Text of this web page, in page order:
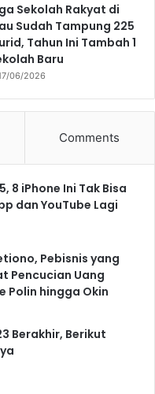
Sekolah Rakyat di
Sudah Tampung 225
Tahun Ini Tambah 1
Baru
06/2026
Comments
8 iPhone Ini Tak Bisa
dan YouTube Lagi
Pebisnis yang
Pencucian Uang
Polin hingga Okin
Berakhir, Berikut